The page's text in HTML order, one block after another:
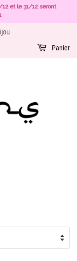
et le 31/12 seront
Panier